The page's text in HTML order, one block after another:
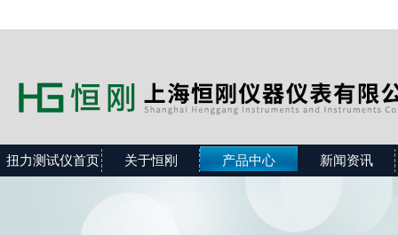
扭力测试仪首页 关于恒刚 产品中心 新闻资讯